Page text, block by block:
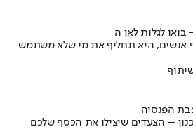
אנשים, היא תחליף את מי שלא משתמש
הפנסיה
– הצעדים שיצילו את הכסף שלכם